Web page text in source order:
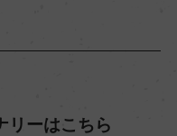
リーはこちら